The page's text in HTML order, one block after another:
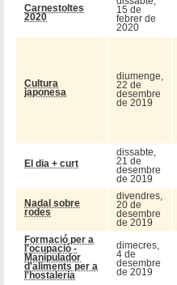
Carnestoltes
2020
15 de
febrer de
2020
Cultura
japonesa
diumenge,
22 de
desembre
de 2019
El dia + curt
dissabte,
21 de
desembre
de 2019
Nadal sobre
rodes
divendres,
20 de
desembre
de 2019
Formació per a
l'ocupació -
Manipulador
d'aliments per a
l'hostaleria
dimecres,
4 de
desembre
de 2019